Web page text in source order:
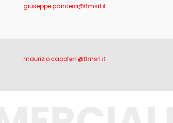
giuseppe.pancera@ttmsrl.it
maurizio.capoferri@ttmsrl.it